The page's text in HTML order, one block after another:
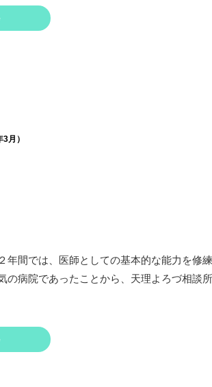
月）
間では、医師としての基本的な能力を修
の病院であったことから、天理よろづ相談